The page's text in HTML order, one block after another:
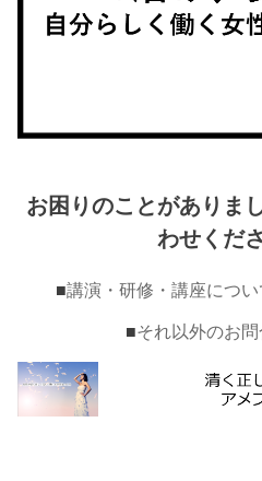
お困りのことがありま
わせくだ
■講演・研修・講座につ
■それ以外のお